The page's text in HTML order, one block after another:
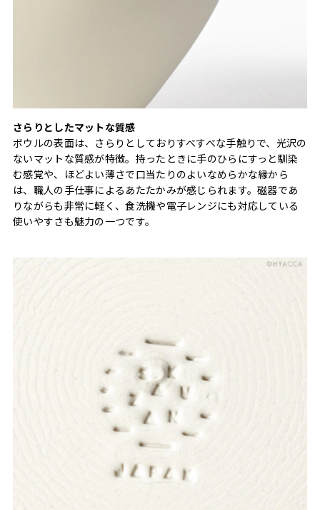
さらりとしたマットな質感
ボウルの表面は、さらりとしておりすべすべな手触りで、光沢の
ないマットな質感が特徴。持ったときに手のひらにすっと馴染
む感覚や、ほどよい薄さで口当たりのよいなめらかな縁から
は、職人の手仕事によるあたたかみが感じられます。磁器であ
りながらも非常に軽く、食洗機や電子レンジにも対応している
使いやすさも魅力の一つです。